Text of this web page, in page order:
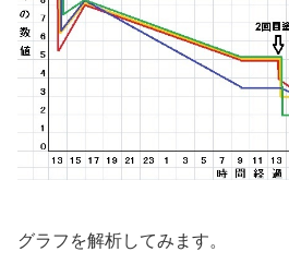
グラフを解析してみます。